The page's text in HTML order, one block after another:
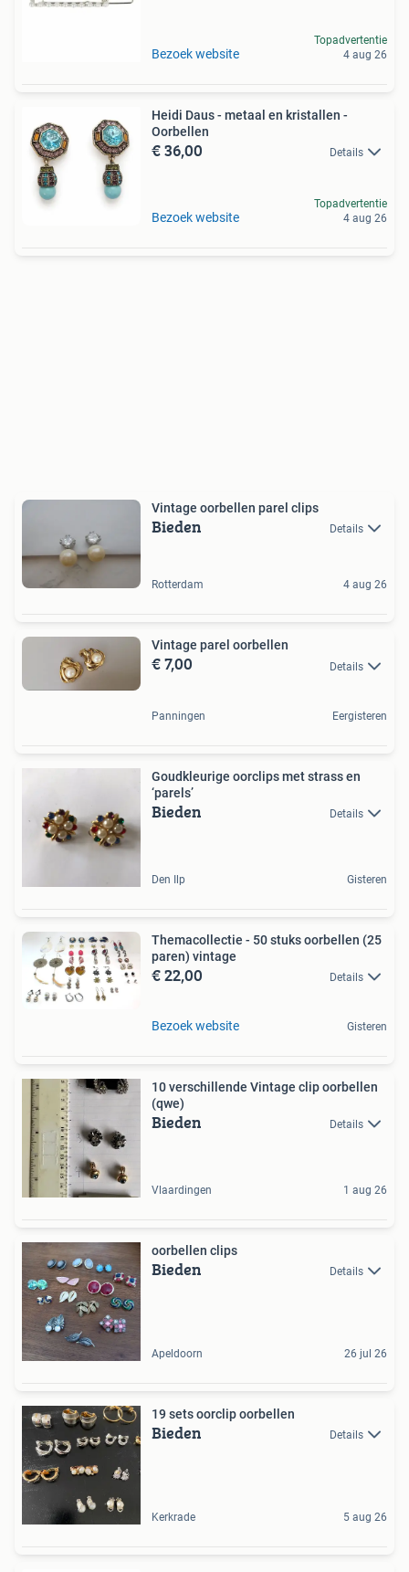
Bezoek website
Topadvertentie
4 aug 26
Heidi Daus - metaal en kristallen -
Oorbellen
€ 36,00 Details
Bezoek website
Topadvertentie
4 aug 26
Vintage oorbellen parel clips
Bieden Details
Rotterdam 4 aug 26
Vintage parel oorbellen
€ 7,00 Details
Panningen Eergisteren
Goudkleurige oorclips met strass en
‘parels’
Bieden Details
Den Ilp Gisteren
Themacollectie - 50 stuks oorbellen (25
paren) vintage
€ 22,00 Details
Bezoek website Gisteren
10 verschillende Vintage clip oorbellen
(qwe)
Bieden Details
Vlaardingen 1 aug 26
oorbellen clips
Bieden Details
Apeldoorn 26 jul 26
19 sets oorclip oorbellen
Bieden Details
Kerkrade 5 aug 26